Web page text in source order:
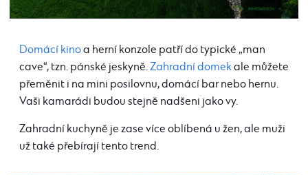
Domácí kinoa herní konzole patří do typické „man
cave“, tzn. pánské jeskyně.Zahradní domekale můžete
přeměnit i na mini posilovnu, domácí bar nebo hernu.
Vaši kamarádi budou stejně nadšeni jako vy.
Zahradní kuchyně je zase více oblíbená u žen, ale muži
už také přebírají tento trend.